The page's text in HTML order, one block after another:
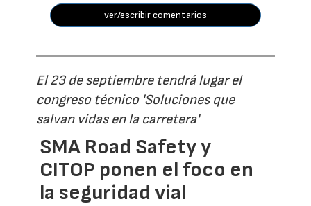
ver/escribir comentarios
El 23 de septiembre tendrá lugar el
congreso técnico 'Soluciones que
salvan vidas en la carretera'
SMA Road Safety y
CITOP ponen el foco en
la seguridad vial